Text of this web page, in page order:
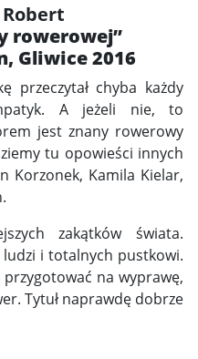
rowerowej”
Gliwice 2016
przeczytał chyba każdy
A jeżeli nie, to
jest znany rowerowy
tu opowieści innych
Korzonek, Kamila Kielar,
zakątków świata.
ludzi i totalnych pustkowi.
na wyprawę,
Tytuł naprawdę dobrze